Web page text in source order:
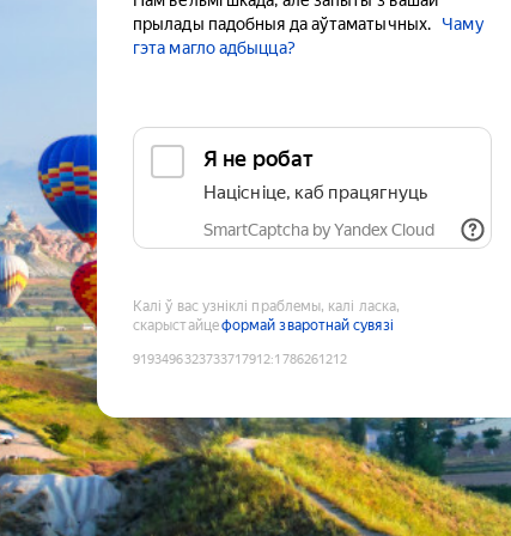
прылады падобныя да аўтаматычных.
Чаму
гэта магло адбыцца?
Я не робат
Націсніце, каб працягнуць
SmartCaptcha by Yandex Cloud
Калі ў вас узніклі праблемы, калі ласка,
скарыстайцеформай зваротнай сувязі
9193496323733717912:1786261212